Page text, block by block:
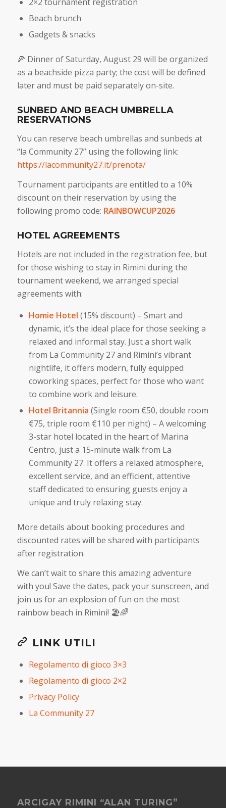
Beach brunch
Gadgets & snacks
🍕 Dinner of Saturday, August 29 will be organized
as a beachside pizza party; the cost will be defined
later and must be paid separately on-site.
SUNBED AND BEACH UMBRELLA
RESERVATIONS
You can reserve beach umbrellas and sunbeds at
“la Community 27” using the following link:
https://lacommunity27.it/prenota/
Tournament participants are entitled to a 10%
discount on their reservation by using the
following promo code: RAINBOWCUP2026
HOTEL AGREEMENTS
Hotels are not included in the registration fee, but
for those wishing to stay in Rimini during the
tournament weekend, we arranged special
agreements with:
Homie Hotel (15% discount) – Smart and
dynamic, it’s the ideal place for those seeking a
relaxed and informal stay. Just a short walk
from La Community 27 and Rimini’s vibrant
nightlife, it offers modern, fully equipped
coworking spaces, perfect for those who want
to combine work and leisure.
Hotel Britannia (Single room €50, double room
€75, triple room €110 per night) – A welcoming
3-star hotel located in the heart of Marina
Centro, just a 15-minute walk from La
Community 27. It offers a relaxed atmosphere,
excellent service, and an efficient, attentive
staff dedicated to ensuring guests enjoy a
unique and truly relaxing stay.
More details about booking procedures and
discounted rates will be shared with participants
after registration.
We can’t wait to share this amazing adventure
with you! Save the dates, pack your sunscreen, and
join us for an explosion of fun on the most
rainbow beach in Rimini! 🏖️🌈
LINK UTILI
Regolamento di gioco 3×3
Regolamento di gioco 2×2
Privacy Policy
La Community 27
ARCIGAY RIMINI “ALAN TURING”